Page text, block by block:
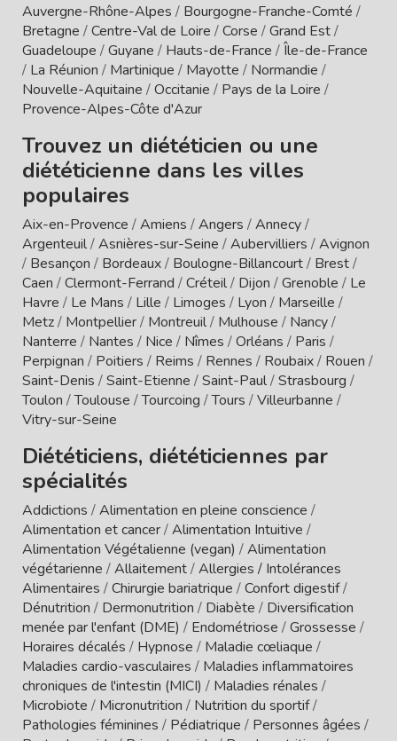
Auvergne-Rhône-Alpes / Bourgogne-Franche-Comté /
Bretagne /Centre-Val de Loire /Corse /Grand Est/
Guadeloupe /Guyane / Hauts-de-France /Île-de-France
/ La Réunion / Martinique / Mayotte / Normandie /
Nouvelle-Aquitaine /Occitanie / Pays de la Loire /
Provence-Alpes-Côte d'Azur
Trouvez un diététicien ou une
diététicienne dans les villes
populaires
Aix-en-Provence /Amiens /Angers /Annecy/
Argenteuil/Asnières-sur-Seine /Aubervilliers /Avignon
/ Besançon / Bordeaux/ Boulogne-Billancourt/ Brest/
Caen /Clermont-Ferrand /Créteil/ Dijon /Grenoble / Le
Havre / Le Mans / Lille / Limoges / Lyon / Marseille /
Metz/ Montpellier/ Montreuil/ Mulhouse / Nancy/
Nanterre / Nantes / Nice / Nîmes /Orléans / Paris /
Perpignan / Poitiers / Reims / Rennes / Roubaix/ Rouen /
Saint-Denis /Saint-Etienne /Saint-Paul/Strasbourg /
Toulon /Toulouse /Tourcoing /Tours /Villeurbanne /
Vitry-sur-Seine
Diététiciens, diététiciennes par
spécialités
Addictions /Alimentation en pleine conscience /
Alimentation et cancer/Alimentation Intuitive /
Alimentation Végétalienne (vegan) /Alimentation
végétarienne /Allaitement/Allergies / Intolérances
Alimentaires /Chirurgie bariatrique /Confort digestif/
Dénutrition / Dermonutrition / Diabète / Diversification
menée par l'enfant (DME) / Endométriose /Grossesse /
Horaires décalés / Hypnose / Maladie cœliaque /
Maladies cardio-vasculaires / Maladies inflammatoires
chroniques de l'intestin (MICI) / Maladies rénales /
Microbiote / Micronutrition / Nutrition du sportif/
Pathologies féminines / Pédiatrique / Personnes âgées /